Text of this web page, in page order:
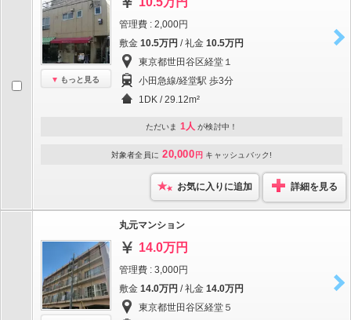
もっと見る
管理費 : 2,000円
敷金 10.5万円 / 礼金 10.5万円
東京都世田谷区経堂１
小田急線/経堂駅 歩3分
1DK / 29.12m²
ただいま 1人 が検討中！
対象者全員に 20,000 円 キャッシュバック!
お気に入りに追加 詳細を見る
丸元マンション
14.0万円
管理費 : 3,000円
敷金 14.0万円 / 礼金 14.0万円
東京都世田谷区経堂５